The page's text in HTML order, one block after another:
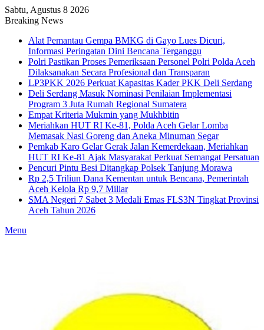
Sabtu, Agustus 8 2026
Breaking News
Alat Pemantau Gempa BMKG di Gayo Lues Dicuri,
Informasi Peringatan Dini Bencana Terganggu
Polri Pastikan Proses Pemeriksaan Personel Polri Polda Aceh
Dilaksanakan Secara Profesional dan Transparan
LP3PKK 2026 Perkuat Kapasitas Kader PKK Deli Serdang
Deli Serdang Masuk Nominasi Penilaian Implementasi
Program 3 Juta Rumah Regional Sumatera
Empat Kriteria Mukmin yang Mukhbitin
Meriahkan HUT RI Ke-81, Polda Aceh Gelar Lomba
Memasak Nasi Goreng dan Aneka Minuman Segar
Pemkab Karo Gelar Gerak Jalan Kemerdekaan, Meriahkan
HUT RI Ke-81 Ajak Masyarakat Perkuat Semangat Persatuan
Pencuri Pintu Besi Ditangkap Polsek Tanjung Morawa
Rp 2,5 Triliun Dana Kementan untuk Bencana, Pemerintah
Aceh Kelola Rp 9,7 Miliar
SMA Negeri 7 Sabet 3 Medali Emas FLS3N Tingkat Provinsi
Aceh Tahun 2026
Menu